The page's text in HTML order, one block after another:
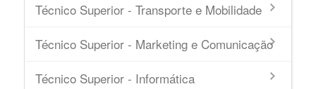
Técnico Superior - Transporte e Mobilidade
Técnico Superior - Marketing e Comunicação
Técnico Superior - Informática